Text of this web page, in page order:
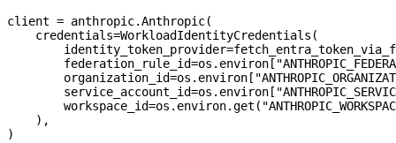
client = anthropic.Anthropic(
    credentials
=WorkloadIdentityCredentials(
        identity_token_provider
=
        federation_rule_id
=os.environ[
        organization_id
=os.environ[
        service_account_id
=os.environ[
        workspace_id
=os.environ.get(
    ),
)